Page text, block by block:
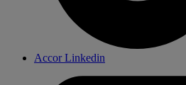
Accor Linkedin